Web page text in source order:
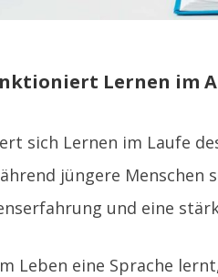
Lernen im
sich Lernen im Laufe
jüngere
und eine
Leben eine Sprache